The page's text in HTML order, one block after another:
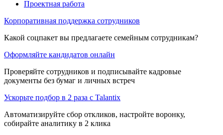
Проектная работа
Корпоративная поддержка сотрудников
Какой соцпакет вы предлагаете семейным сотрудникам?
Оформляйте кандидатов онлайн
Проверяйте сотрудников и подписывайте кадровые
документы без бумаг и личных встреч
Ускорьте подбор в 2 раза с Talantix
Автоматизируйте сбор откликов, настройте воронку,
собирайте аналитику в 2 клика